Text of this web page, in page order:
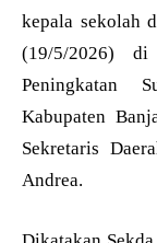
kepala sekolah
(19/5/2026)
Peningkatan
Kabupaten
Sekretaris
Andrea.